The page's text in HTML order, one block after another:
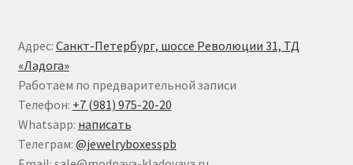
Адрес: Санкт-Петербург, шоссе Революции 31, ТД
«Ладога»
Работаем по предварительной записи
Телефон: +7 (981) 975-20-20
Whatsapp: написать
Телеграм: @jewelryboxesspb